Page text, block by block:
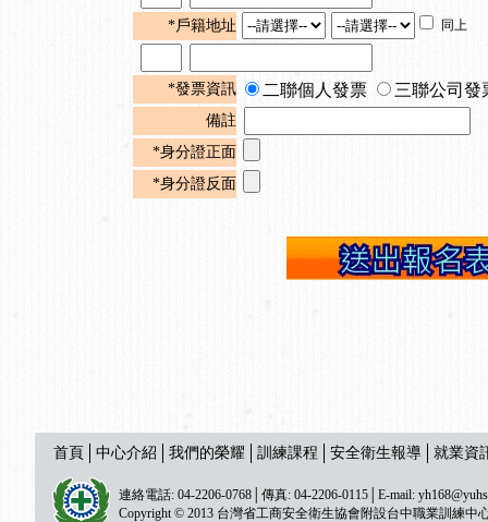
*戶籍地址 同上
*發票資訊 二聯個人發票 三聯公司發
備註
*身分證正面
*身分證反面
首頁 中心介紹 我們的榮耀 訓練課程 安全衛生報導 就業資
連絡電話: 04-2206-0768│傳真: 04-2206-0115│E-mail:
Copyright © 2013 台灣省工商安全衛生協會附設台中職業訓練中